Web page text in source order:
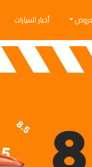
أخبار السيارات